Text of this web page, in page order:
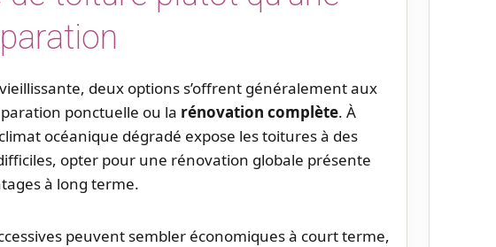
deux options s’offrent généralement aux
ponctuelle ou la rénovation complète. À
océanique dégradé expose les toitures à des
opter pour une rénovation globale présente
à long terme.
peuvent sembler économiques à court terme,